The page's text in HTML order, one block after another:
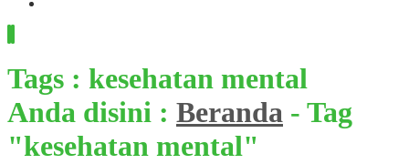
Tags : kesehatan mental
Anda disini : Beranda - Tag
"kesehatan mental"